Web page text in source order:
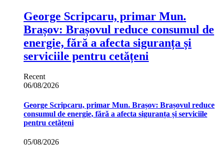
George Scripcaru, primar Mun.
Brașov: Brașovul reduce consumul de
energie, fără a afecta siguranța și
serviciile pentru cetățeni
Recent
06/08/2026
George Scripcaru, primar Mun. Brașov: Brașovul reduce
consumul de energie, fără a afecta siguranța și serviciile
pentru cetățeni
05/08/2026